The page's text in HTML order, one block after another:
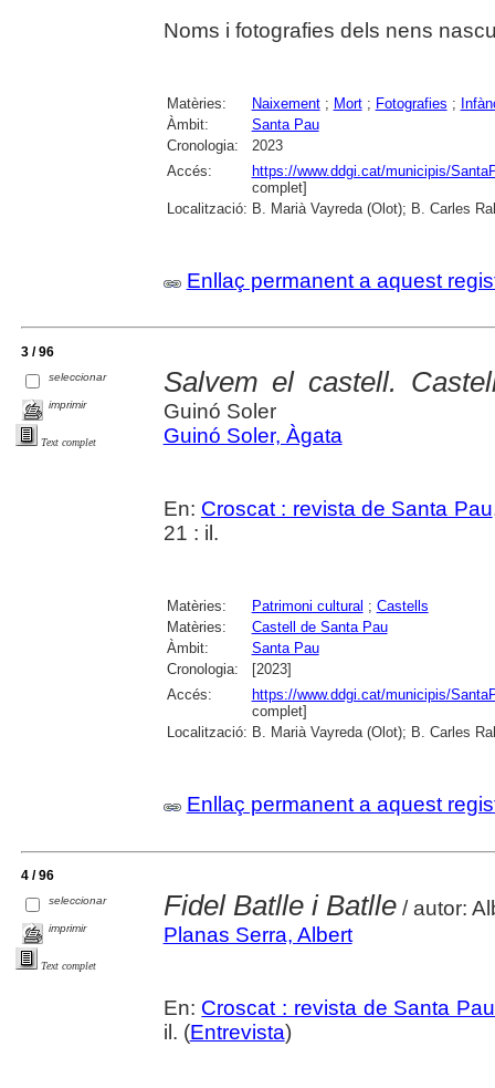
Noms i fotografies dels nens
Matèries: Naixement; Mort; Fotografies ;
Àmbit:
Santa Pau
Cronologia:
2023
Accés:
https://www.ddgi.cat/municipis/
complet]
Localització: B. Marià Vayreda (Olot); B. Carles
Enllaç permanent a aquest
3 / 96
seleccionar
imprimir
Text complet
Salvem el castell.
Guinó Soler
Guinó Soler, Àgata
En: Croscat : revista de Santa Pau
21 : il.
Matèries: Patrimoni cultural ; Castells
Matèries:
Castell de Santa Pau
Àmbit:
Santa Pau
Cronologia:
[2023]
Accés:
https://www.ddgi.cat/municipis/
complet]
Localització: B. Marià Vayreda (Olot); B. Carles
Enllaç permanent a aquest
4 / 96
seleccionar
imprimir
Text complet
Fidel Batlle i Batlle/ autor:
Planas Serra, Albert
En: Croscat : revista de Santa Pau
il. (Entrevista)